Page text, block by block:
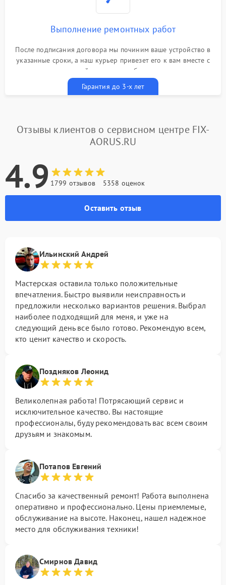
Выполнение ремонтных работ
После подписания договора мы починим ваше устройство в
указанные сроки, а наш курьер привезет его к вам вместе с
гарантийным талоном бесплатно
Гарантия до 3-х лет
Отзывы клиентов о сервисном центре FIX-
AORUS.RU
4.9 1799 отзывов 5358 оценок
Оставить отзыв
Ильинский Андрей
Мастерская оставила только положительные
впечатления. Быстро выявили неисправность и
предложили несколько вариантов решения. Выбрал
наиболее подходящий для меня, и уже на
следующий день все было готово. Рекомендую всем,
кто ценит качество и скорость.
Поздняков Леонид
Великолепная работа! Потрясающий сервис и
исключительное качество. Вы настоящие
профессионалы, буду рекомендовать вас всем своим
друзьям и знакомым.
Потапов Евгений
Спасибо за качественный ремонт! Работа выполнена
оперативно и профессионально. Цены приемлемые,
обслуживание на высоте. Наконец, нашел надежное
место для обслуживания техники!
Смирнов Давид